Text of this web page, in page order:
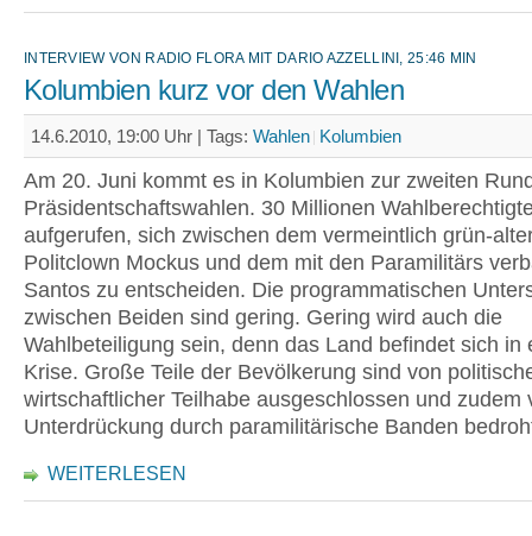
INTERVIEW VON RADIO FLORA MIT DARIO AZZELLINI, 25:46 MIN
Kolumbien kurz vor den Wahlen
14.6.2010, 19:00 Uhr | Tags: Wahlen Kolumbien
Am 20. Juni kommt es in Kolumbien zur zweiten
Präsidentschaftswahlen. 30 Millionen
aufgerufen, sich zwischen dem vermeintlich grün-
Politclown Mockus und dem mit den Paramilitärs
Santos zu entscheiden. Die programmatischen
zwischen Beiden sind gering. Gering wird auch die
Wahlbeteiligung sein, denn das Land befindet sich in
Krise. Große Teile der Bevölkerung sind von
wirtschaftlicher Teilhabe ausgeschlossen und zudem
Unterdrückung durch paramilitärische Banden
WEITERLESEN